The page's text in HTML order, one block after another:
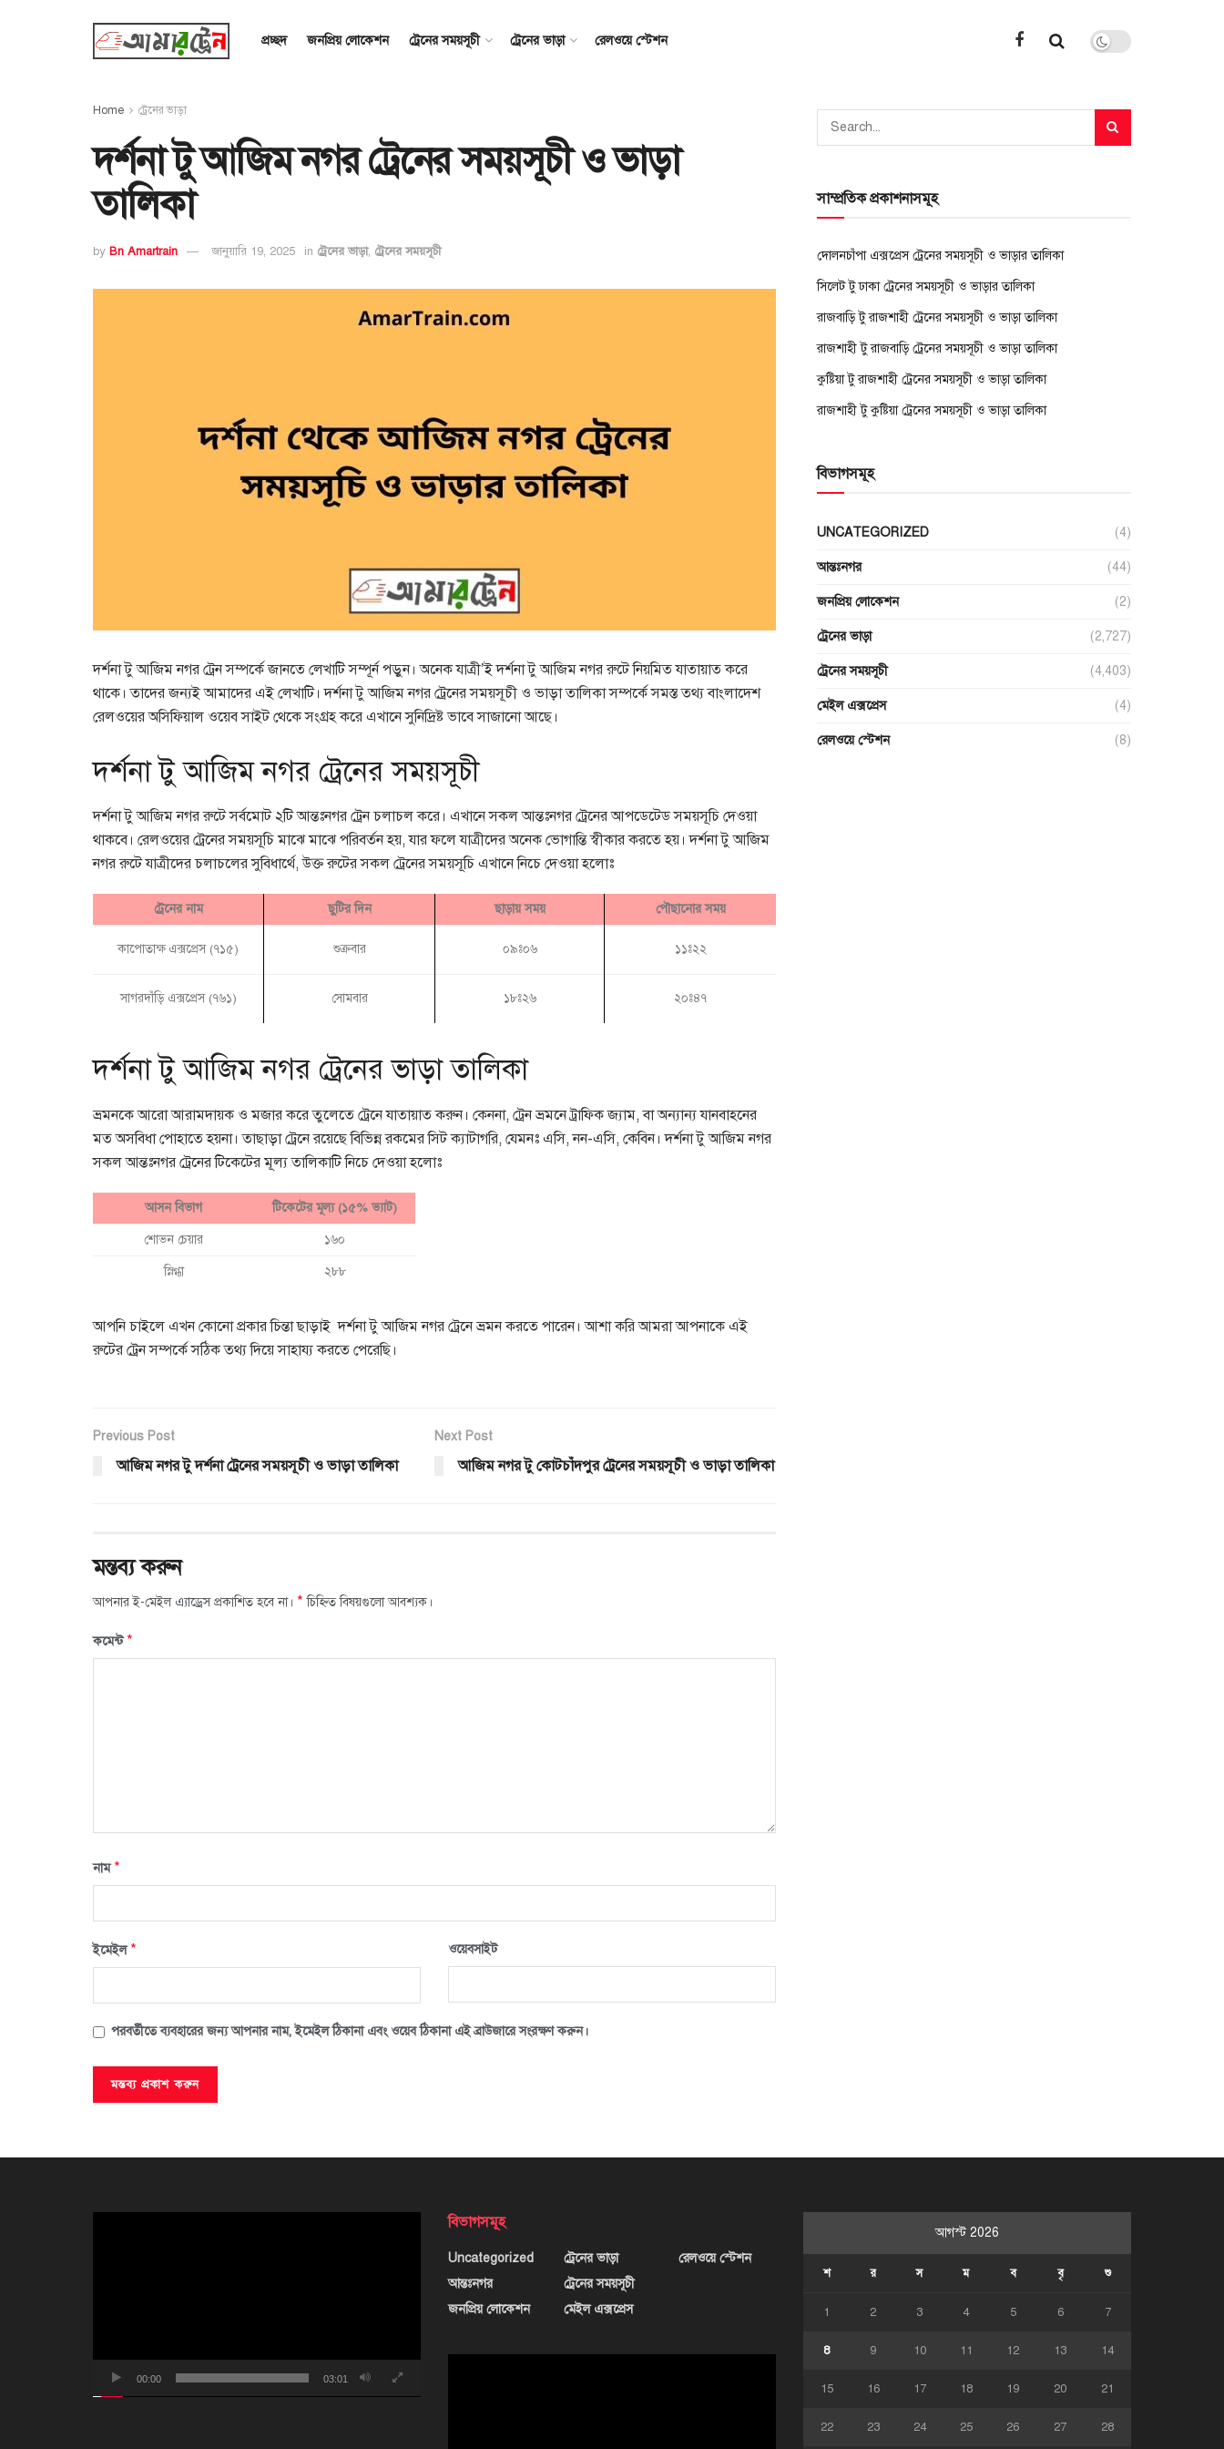
প্রচ্ছদ জনপ্রিয় লোকেশন ট্রেনের সময়সূচী ট্রেনের ভাড়া রেলওয়ে স্টেশন
Home ট্রেনের ভাড়া
দর্শনা টু আজিম নগর ট্রেনের সময়সূচী ও ভাড়া
তালিকা
by Bn Amartrain জানুয়ারি 19, 2025 in ট্রেনের ভাড়া, ট্রেনের সময়সূচী
দর্শনা টু আজিম নগর ট্রেন সম্পর্কে জানতে লেখাটি সম্পূর্ন পড়ুন। অনেক যাত্রী’ই দর্শনা টু আজিম নগর রুটে নিয়মিত যাতায়াত করে
থাকে। তাদের জন্যই আমাদের এই লেখাটি। দর্শনা টু আজিম নগর ট্রেনের সময়সূচী ও ভাড়া তালিকা সম্পর্কে সমস্ত তথ্য বাংলাদেশ
রেলওয়ের অসিফিয়াল ওয়েব সাইট থেকে সংগ্রহ করে এখানে সুনিদ্রিষ্ট ভাবে সাজানো আছে।
দর্শনা টু আজিম নগর ট্রেনের সময়সূচী
দর্শনা টু আজিম নগর রুটে সর্বমোট ২টি আন্তঃনগর ট্রেন চলাচল করে। এখানে সকল আন্তঃনগর ট্রেনের আপডেটেড সময়সূচি দেওয়া
থাকবে। রেলওয়ের ট্রেনের সময়সূচি মাঝে মাঝে পরিবর্তন হয়, যার ফলে যাত্রীদের অনেক ভোগান্তি স্বীকার করতে হয়। দর্শনা টু আজিম
নগর রুটে যাত্রীদের চলাচলের সুবিধার্থে, উক্ত রুটের সকল ট্রেনের সময়সূচি এখানে নিচে দেওয়া হলোঃ
ট্রেনের নাম ছুটির দিন ছাড়ায় সময় পৌছানোর সময়
কাপোতাক্ষ এক্সপ্রেস (৭১৫) শুক্রবার ০৯ঃ০৬ ১১ঃ২২
সাগরদাঁড়ি এক্সপ্রেস (৭৬১) সোমবার ১৮ঃ২৬ ২০ঃ৪৭
দর্শনা টু আজিম নগর ট্রেনের ভাড়া তালিকা
ভ্রমনকে আরো আরামদায়ক ও মজার করে তুলেতে ট্রেনে যাতায়াত করুন। কেননা, ট্রেন ভ্রমনে ট্রাফিক জ্যাম, বা অন্যান্য যানবাহনের
মত অসবিধা পোহাতে হয়না। তাছাড়া ট্রেনে রয়েছে বিভিন্ন রকমের সিট ক্যাটাগরি, যেমনঃ এসি, নন-এসি, কেবিন। দর্শনা টু আজিম নগর
সকল আন্তঃনগর ট্রেনের টিকেটের মূল্য তালিকাটি নিচে দেওয়া হলোঃ
আসন বিভাগ টিকেটের মূল্য (১৫% ভ্যাট)
শোভন চেয়ার ১৬০
স্নিগ্ধা ২৮৮
আপনি চাইলে এখন কোনো প্রকার চিন্তা ছাড়াই দর্শনা টু আজিম নগর ট্রেনে ভ্রমন করতে পারেন। আশা করি আমরা আপনাকে এই
রুটের ট্রেন সম্পর্কে সঠিক তথ্য দিয়ে সাহায্য করতে পেরেছি।
Previous Post
আজিম নগর টু দর্শনা ট্রেনের সময়সূচী ও ভাড়া তালিকা
Next Post
আজিম নগর টু কোটচাঁদপুর ট্রেনের সময়সূচী ও ভাড়া তালিকা
মন্তব্য করুন
আপনার ই-মেইল এ্যাড্রেস প্রকাশিত হবে না। * চিহ্নিত বিষয়গুলো আবশ্যক।
কমেন্ট*
নাম*
ইমেইল* ওয়েবসাইট
পরবর্তীতে ব্যবহারের জন্য আপনার নাম, ইমেইল ঠিকানা এবং ওয়েব ঠিকানা এই ব্রাউজারে সংরক্ষণ করুন।
সাম্প্রতিক প্রকাশনাসমূহ
দোলনচাঁপা এক্সপ্রেস ট্রেনের সময়সূচী ও ভাড়ার তালিকা
সিলেট টু ঢাকা ট্রেনের সময়সূচী ও ভাড়ার তালিকা
রাজবাড়ি টু রাজশাহী ট্রেনের সময়সূচী ও ভাড়া তালিকা
রাজশাহী টু রাজবাড়ি ট্রেনের সময়সূচী ও ভাড়া তালিকা
কুষ্টিয়া টু রাজশাহী ট্রেনের সময়সূচী ও ভাড়া তালিকা
রাজশাহী টু কুষ্টিয়া ট্রেনের সময়সূচী ও ভাড়া তালিকা
বিভাগসমূহ
UNCATEGORIZED (4)
আন্তঃনগর (44)
জনপ্রিয় লোকেশন (2)
ট্রেনের ভাড়া (2,727)
ট্রেনের সময়সূচী (4,403)
মেইল এক্সপ্রেস (4)
রেলওয়ে স্টেশন (8)
00:00 03:01
বিভাগসমূহ
Uncategorized
আন্তঃনগর
জনপ্রিয় লোকেশন
ট্রেনের ভাড়া
ট্রেনের সময়সূচী
মেইল এক্সপ্রেস
রেলওয়ে স্টেশন
আগস্ট 2026
শ র স ম ব বৃ শু
1 2 3 4 5 6 7
8 9 10 11 12 13 14
15 16 17 18 19 20 21
22 23 24 25 26 27 28